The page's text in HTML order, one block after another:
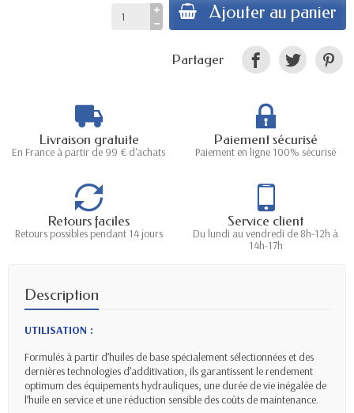
Ajouter au panier
Partager
Livraison gratuite
En France à partir de 99 € d'achats
Paiement sécurisé
Paiement en ligne 100% sécurisé
Retours faciles
Retours possibles pendant 14 jours
Service client
Du lundi au vendredi de 8h-12h à
14h-17h
Description
UTILISATION :
Formulés à partir d’huiles de base spécialement sélectionnées et des
dernières technologies d’additivation, ils garantissent le rendement
optimum des équipements hydrauliques, une durée de vie inégalée de
l’huile en service et une réduction sensible des coûts de maintenance.